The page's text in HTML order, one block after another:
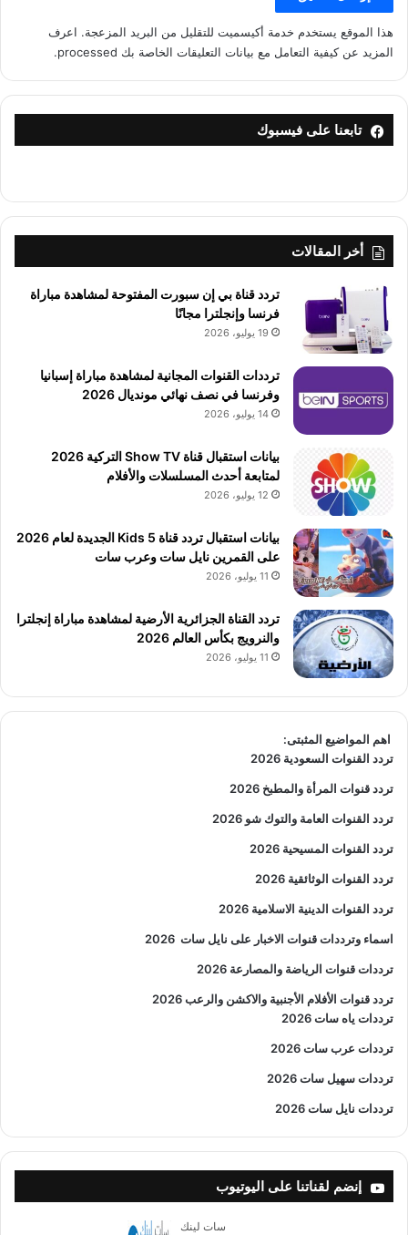
هذا الموقع يستخدم خدمة أكيسميت للتقليل من البريد المزعجة. اعرف
المزيد عن كيفية التعامل مع بيانات التعليقات الخاصة بك processed
.
تابعنا على فيسبوك
أخر المقالات
تردد قناة بي إن سبورت المفتوحة لمشاهدة مباراة
فرنسا وإنجلترا مجانًا
19 يوليو، 2026
ترددات القنوات المجانية لمشاهدة مباراة إسبانيا
وفرنسا في نصف نهائي مونديال 2026
14 يوليو، 2026
بيانات استقبال قناة Show TV التركية 2026
لمتابعة أحدث المسلسلات والأفلام
12 يوليو، 2026
بيانات استقبال تردد قناة 5 Kids الجديدة لعام 2026
على القمرين نايل سات وعرب سات
11 يوليو، 2026
تردد القناة الجزائرية الأرضية لمشاهدة مباراة إنجلترا
والنرويج بكأس العالم 2026
11 يوليو، 2026
اهم المواضيع المثبتى:
تردد القنوات السعودية 2026
تردد قنوات المرأة والمطبخ 2026
تردد القنوات العامة والتوك شو 2026
تردد القنوات المسيحية 2026
تردد القنوات الوثائقية 2026
تردد القنوات الدينية الاسلامية 2026
اسماء وترددات قنوات الاخبار على نايل سات 2026
ترددات قنوات الرياضة والمصارعة 2026
تردد قنوات الأفلام الأجنبية والاكشن والرعب2026
ترددات ياه سات 2026
ترددات عرب سات 2026
ترددات سهيل سات 2026
ترددات نايل سات 2026
إنضم لقناتنا على اليوتيوب